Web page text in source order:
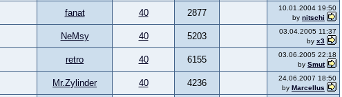
fanat 40 2877
10.01.2004 19:50
by nitschi
NeMsy 40 5203
03.04.2005 11:37
by x3
retro 40 6155
03.06.2005 22:18
by Smut
Mr.Zylinder 40 4236
24.06.2007 18:50
by Marcellus